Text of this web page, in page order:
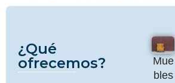
¿Qué
ofrecemos?
Mue
bles